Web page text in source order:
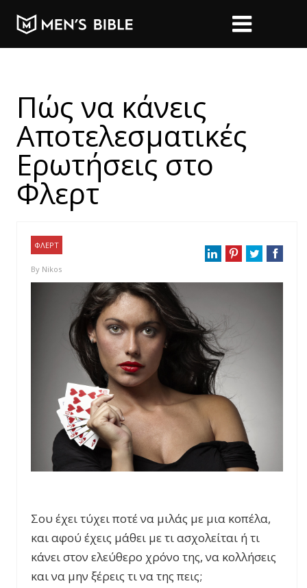
Πώς να κάνεις
Αποτελεσματικές
Ερωτήσεις στο
Φλερτ
ΦΛΕΡΤ
By Nikos
Σου έχει τύχει ποτέ να μιλάς με μια κοπέλα,
και αφού έχεις μάθει με τι ασχολείται ή τι
κάνει στον ελεύθερο χρόνο της, να κολλήσεις
και να μην ξέρεις τι να της πεις;